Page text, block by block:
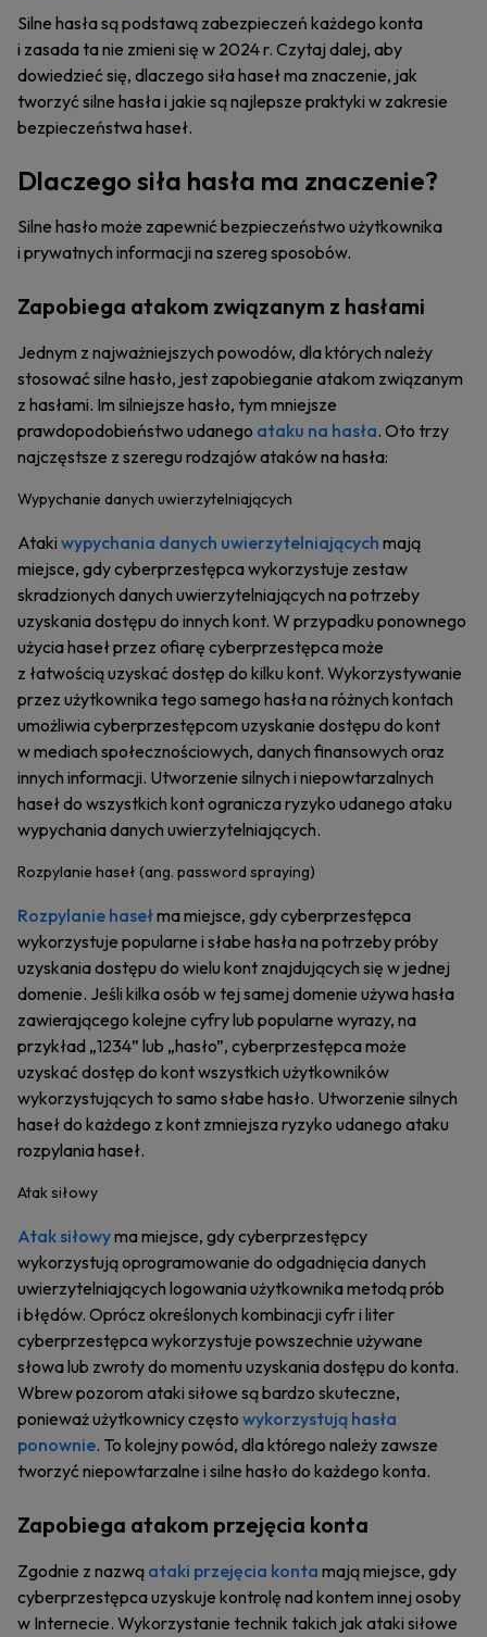
Silne hasła są podstawą zabezpieczeń każdego konta
i zasada ta nie zmieni się w 2024 r. Czytaj dalej, aby
dowiedzieć się, dlaczego siła haseł ma znaczenie, jak
tworzyć silne hasła i jakie są najlepsze praktyki w zakresie
bezpieczeństwa haseł.
Dlaczego siła hasła ma znaczenie?
Silne hasło może zapewnić bezpieczeństwo użytkownika
i prywatnych informacji na szereg sposobów.
Zapobiega atakom związanym z hasłami
Jednym z najważniejszych powodów, dla których należy
stosować silne hasło, jest zapobieganie atakom związanym
z hasłami. Im silniejsze hasło, tym mniejsze
prawdopodobieństwo udanego ataku na hasła. Oto trzy
najczęstsze z szeregu rodzajów ataków na hasła:
Wypychanie danych uwierzytelniających
Ataki wypychania danych uwierzytelniających mają
miejsce, gdy cyberprzestępca wykorzystuje zestaw
skradzionych danych uwierzytelniających na potrzeby
uzyskania dostępu do innych kont. W przypadku ponownego
użycia haseł przez ofiarę cyberprzestępca może
z łatwością uzyskać dostęp do kilku kont. Wykorzystywanie
przez użytkownika tego samego hasła na różnych kontach
umożliwia cyberprzestępcom uzyskanie dostępu do kont
w mediach społecznościowych, danych finansowych oraz
innych informacji. Utworzenie silnych i niepowtarzalnych
haseł do wszystkich kont ogranicza ryzyko udanego ataku
wypychania danych uwierzytelniających.
Rozpylanie haseł (ang. password spraying)
Rozpylanie hasełma miejsce, gdy cyberprzestępca
wykorzystuje popularne i słabe hasła na potrzeby próby
uzyskania dostępu do wielu kont znajdujących się w jednej
domenie. Jeśli kilka osób w tej samej domenie używa hasła
zawierającego kolejne cyfry lub popularne wyrazy, na
przykład „1234” lub „hasło”, cyberprzestępca może
uzyskać dostęp do kont wszystkich użytkowników
wykorzystujących to samo słabe hasło. Utworzenie silnych
haseł do każdego z kont zmniejsza ryzyko udanego ataku
rozpylania haseł.
Atak siłowy
Atak siłowyma miejsce, gdy cyberprzestępcy
wykorzystują oprogramowanie do odgadnięcia danych
uwierzytelniających logowania użytkownika metodą prób
i błędów. Oprócz określonych kombinacji cyfr i liter
cyberprzestępca wykorzystuje powszechnie używane
słowa lub zwroty do momentu uzyskania dostępu do konta.
Wbrew pozorom ataki siłowe są bardzo skuteczne,
ponieważ użytkownicy często wykorzystują hasła
ponownie. To kolejny powód, dla którego należy zawsze
tworzyć niepowtarzalne i silne hasło do każdego konta.
Zapobiega atakom przejęcia konta
Zgodnie z nazwą ataki przejęcia konta mają miejsce, gdy
cyberprzestępca uzyskuje kontrolę nad kontem innej osoby
w Internecie. Wykorzystanie technik takich jak ataki siłowe